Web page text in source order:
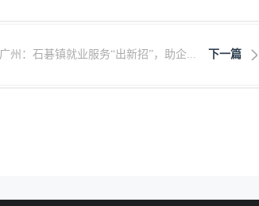
下一篇
州：石碁镇就业服务“出新招”，助企...